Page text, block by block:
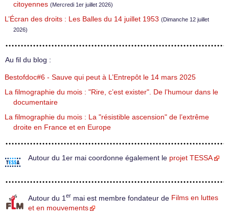
citoyennes (Mercredi 1er juillet 2026)
L’Écran des droits : Les Balles du 14 juillet 1953 (Dimanche 12 juillet
2026)
Au fil du blog :
Bestofdoc#6 - Sauve qui peut à L’Entrepôt le 14 mars 2025
La filmographie du mois : "Rire, c’est exister". De l’humour dans le
documentaire
La filmographie du mois : La "résistible ascension" de l’extrême
droite en France et en Europe
Autour du 1er mai coordonne également le projet TESSA
Autour du 1 er mai est membre fondateur de Films en luttes
et en mouvements